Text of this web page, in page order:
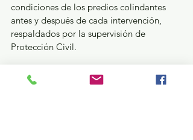
condiciones de los predios colindantes
antes y después de cada intervención,
respaldados por la supervisión de
Protección Civil.
Asimismo, en colaboración estrecha con
especialistas del Instituto Politécnico